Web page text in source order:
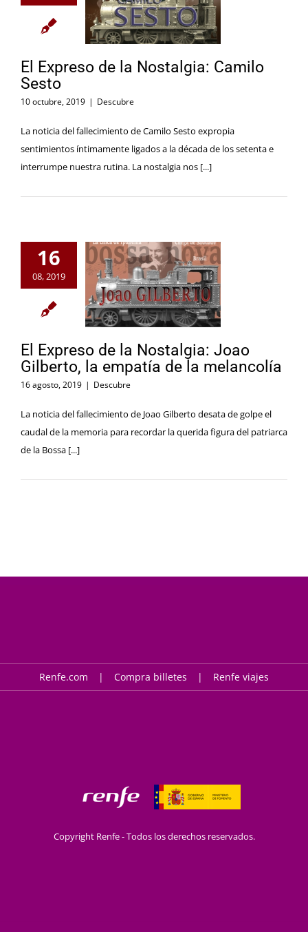
El Expreso de la Nostalgia: Camilo
Sesto
10 octubre, 2019 | Descubre
La noticia del fallecimiento de Camilo Sesto expropia
sentimientos íntimamente ligados a la década de los setenta e
interrumpe nuestra rutina. La nostalgia nos [...]
16
08, 2019
El Expreso de la Nostalgia: Joao
Gilberto, la empatía de la melancolía
16 agosto, 2019 | Descubre
La noticia del fallecimiento de Joao Gilberto desata de golpe el
caudal de la memoria para recordar la querida figura del patriarca
de la Bossa [...]
Renfe.com Compra billetes Renfe viajes
Copyright Renfe - Todos los derechos reservados.